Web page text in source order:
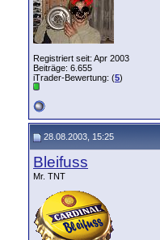
Registriert seit: Apr 2003
Beiträge: 6.655
iTrader-Bewertung: (5)
28.08.2003, 15:25
Bleifuss
Mr. TNT